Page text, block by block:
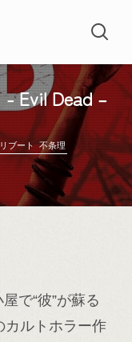
Evil Dead –
ブート 不条理
で“彼”が蘇る
ルトホラー作